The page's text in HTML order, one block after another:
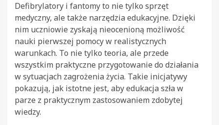
Defibrylatory i fantomy to nie tylko sprzęt
medyczny, ale także narzędzia edukacyjne. Dzięki
nim uczniowie zyskają nieocenioną możliwość
nauki pierwszej pomocy w realistycznych
warunkach. To nie tylko teoria, ale przede
wszystkim praktyczne przygotowanie do działania
w sytuacjach zagrożenia życia. Takie inicjatywy
pokazują, jak istotne jest, aby edukacja szła w
parze z praktycznym zastosowaniem zdobytej
wiedzy.